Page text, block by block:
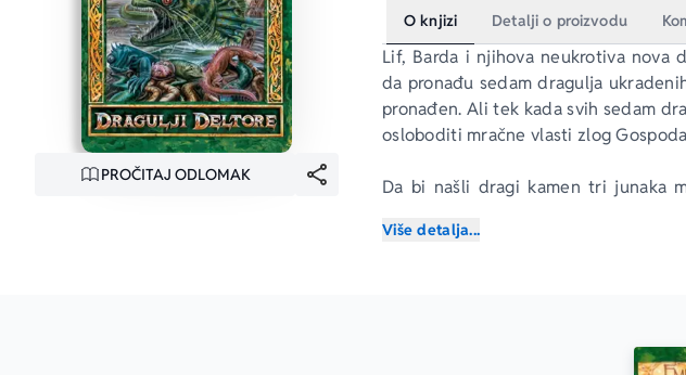
PROČITAJ ODLOMAK
O knjizi Detalji o proizvodu
Lif, Barda i njihova neukrotiva nova
da pronađu sedam dragulja
pronađen. Ali tek kada svih sedam
osloboditi mračne vlasti zlog
Da bi našli dragi kamen tri junaka
će morati da se suoče sa strašnim
Više detalja...